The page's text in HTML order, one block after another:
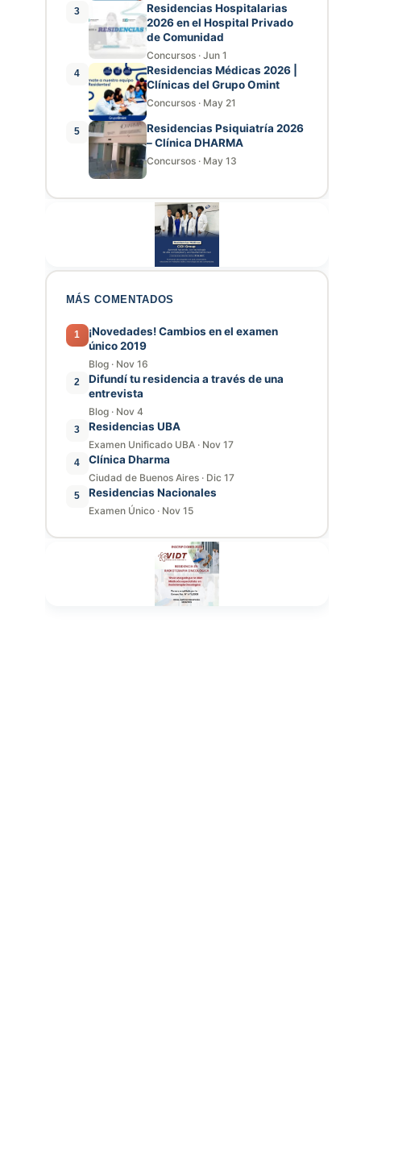
3
Residencias Hospitalarias
2026 en el Hospital Privado
de Comunidad
Concursos · Jun 1
4
Residencias Médicas 2026 |
Clínicas del Grupo Omint
Concursos · May 21
5
Residencias Psiquiatría 2026
– Clínica DHARMA
Concursos · May 13
MÁS COMENTADOS
1
¡Novedades! Cambios en el examen
único 2019
Blog · Nov 16
2
Difundí tu residencia a través de una
entrevista
Blog · Nov 4
3 Residencias UBA
Examen Unificado UBA · Nov 17
4 Clínica Dharma
Ciudad de Buenos Aires · Dic 17
5 Residencias Nacionales
Examen Único · Nov 15